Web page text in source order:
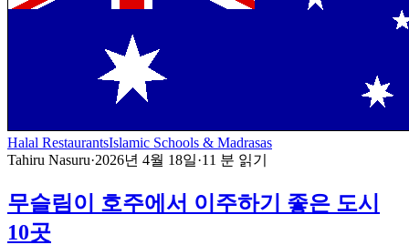
Halal RestaurantsIslamic Schools & Madrasas
Tahiru Nasuru·2026년 4월 18일·11 분 읽기
무슬림이 호주에서 이주하기 좋은 도시
10곳